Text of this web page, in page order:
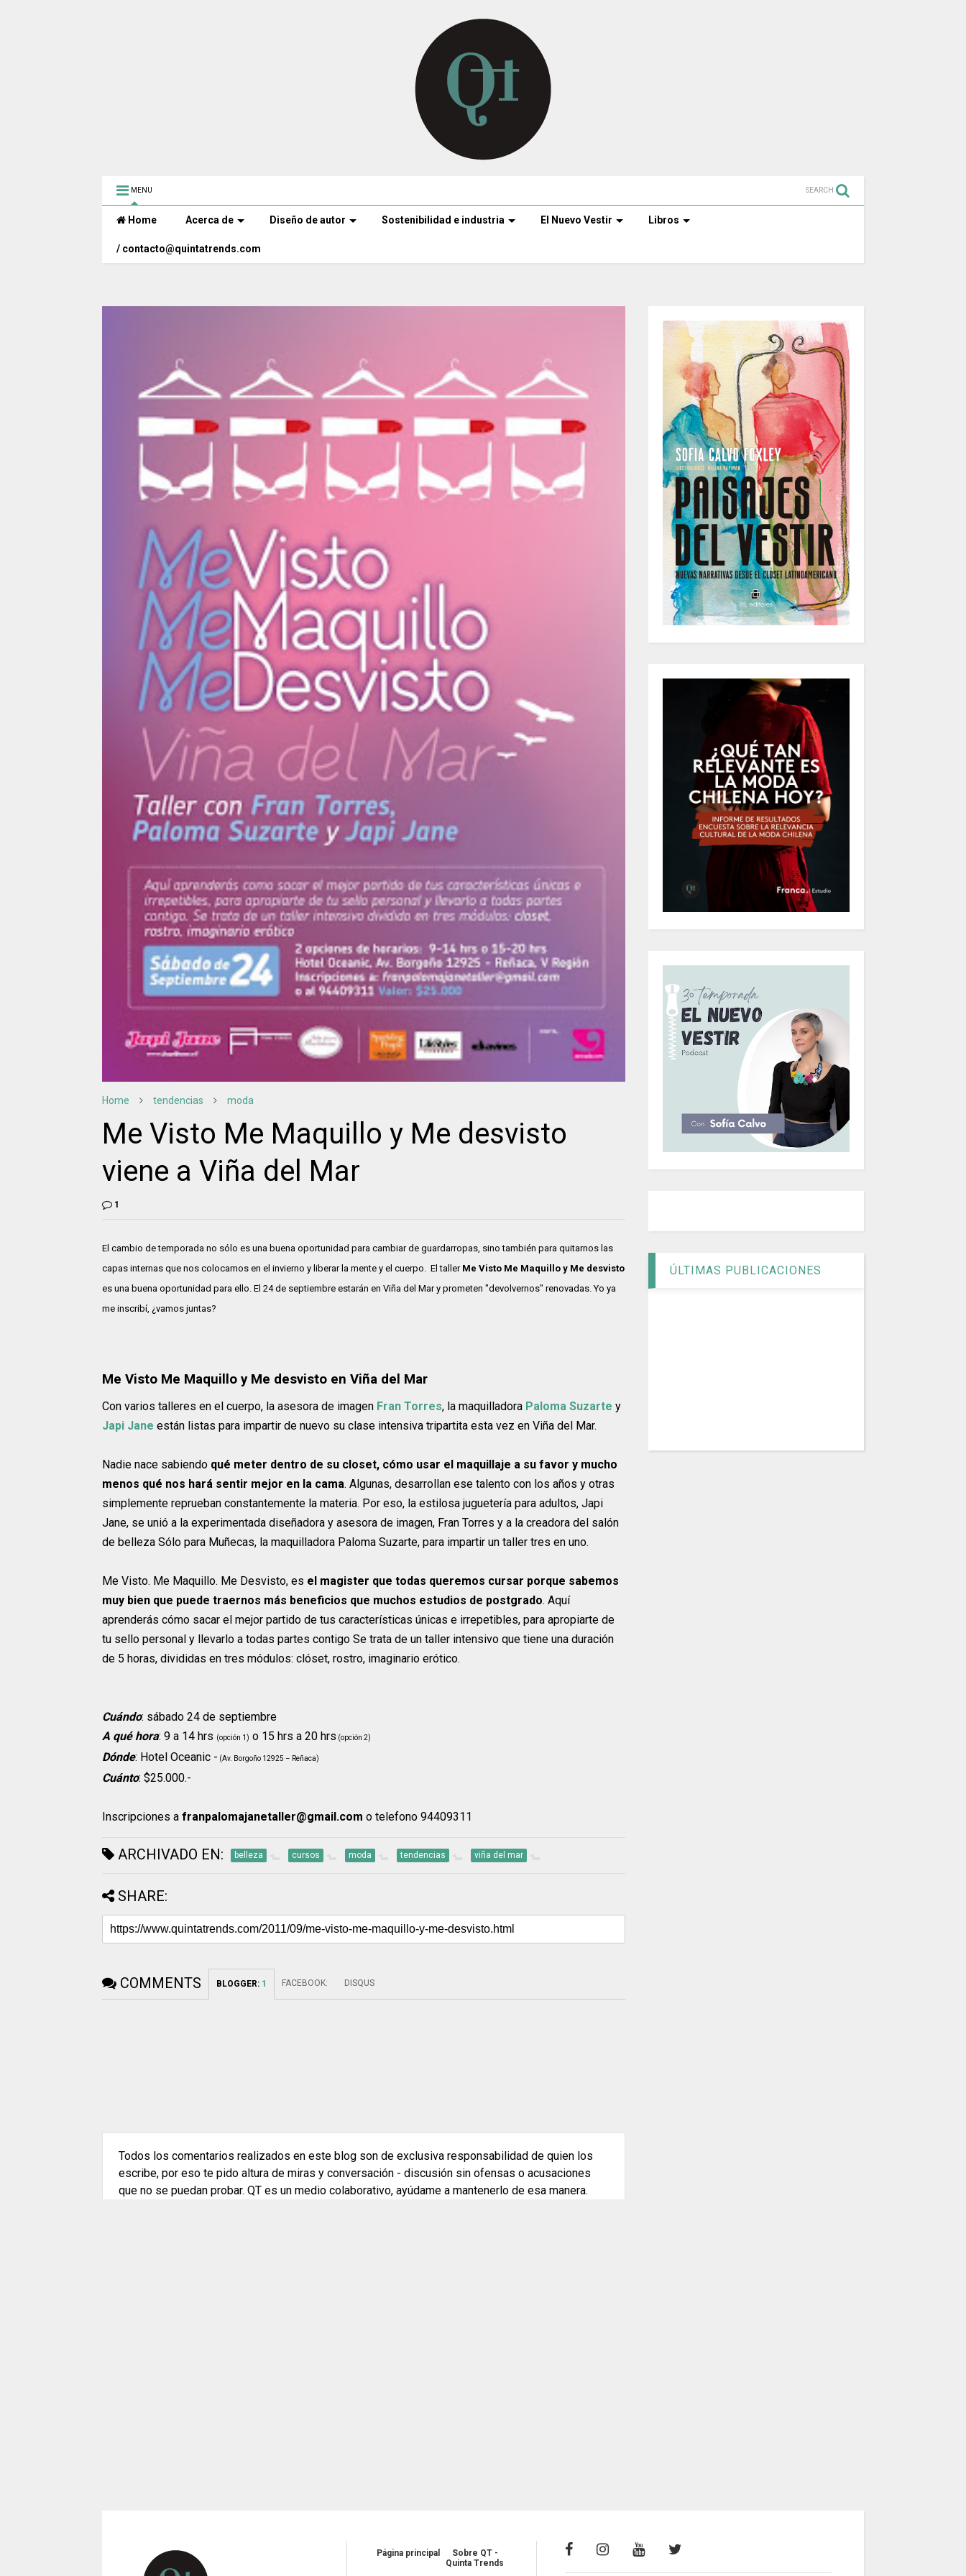
MENU SEARCH
Home Acerca de Diseño de autor Sostenibilidad e industria El Nuevo Vestir Libros
/ contacto@quintatrends.com
Home tendencias moda
Me Visto Me Maquillo y Me desvisto
viene a Viña del Mar
1
El cambio de temporada no sólo es una buena oportunidad para cambiar de guardarropas, sino también para quitarnos las
capas internas que nos colocamos en el invierno y liberar la mente y el cuerpo. El taller Me Visto Me Maquillo y Me desvisto
es una buena oportunidad para ello. El 24 de septiembre estarán en Viña del Mar y prometen "devolvernos" renovadas. Yo ya
me inscribí, ¿vamos juntas?
Me Visto Me Maquillo y Me desvisto en Viña del Mar
Con varios talleres en el cuerpo, la asesora de imagen Fran Torres, la maquilladora Paloma Suzarte y
Japi Jane están listas para impartir de nuevo su clase intensiva tripartita esta vez en Viña del Mar.
Nadie nace sabiendo qué meter dentro de su closet, cómo usar el maquillaje a su favor y mucho
menos qué nos hará sentir mejor en la cama. Algunas, desarrollan ese talento con los años y otras
simplemente reprueban constantemente la materia. Por eso, la estilosa juguetería para adultos, Japi
Jane, se unió a la experimentada diseñadora y asesora de imagen, Fran Torres y a la creadora del salón
de belleza Sólo para Muñecas, la maquilladora Paloma Suzarte, para impartir un taller tres en uno.
Me Visto. Me Maquillo. Me Desvisto, es el magister que todas queremos cursar porque sabemos
muy bien que puede traernos más beneficios que muchos estudios de postgrado. Aquí
aprenderás cómo sacar el mejor partido de tus características únicas e irrepetibles, para apropiarte de
tu sello personal y llevarlo a todas partes contigo Se trata de un taller intensivo que tiene una duración
de 5 horas, divididas en tres módulos: clóset, rostro, imaginario erótico.
Cuándo: sábado 24 de septiembre
A qué hora: 9 a 14 hrs (opción 1) o 15 hrs a 20 hrs (opción 2)
Dónde: Hotel Oceanic - (Av. Borgoño 12925 – Reñaca)
Cuánto: $25.000.-
Inscripciones a franpalomajanetaller@gmail.com o telefono 94409311
ARCHIVADO EN: belleza cursos moda tendencias viña del mar
SHARE:
COMMENTS BLOGGER: 1 FACEBOOK: DISQUS
Todos los comentarios realizados en este blog son de exclusiva responsabilidad de quien los
escribe, por eso te pido altura de miras y conversación - discusión sin ofensas o acusaciones
que no se puedan probar. QT es un medio colaborativo, ayúdame a mantenerlo de esa manera.
ÚLTIMAS PUBLICACIONES
Página principal
Sobre QT -
Quinta Trends